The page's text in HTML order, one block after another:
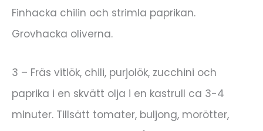
Finhacka chilin och strimla paprikan.
Grovhacka oliverna.
3 – Fräs vitlök, chili, purjolök, zucchini och
paprika i en skvätt olja i en kastrull ca 3-4
minuter. Tillsätt tomater, buljong, morötter,